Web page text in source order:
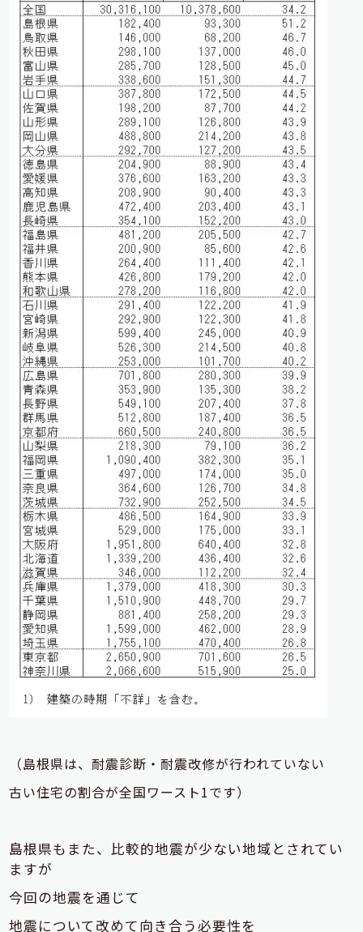
（島根県は、耐震診断・耐震改修が行われていない
古い住宅の割合が全国ワースト1です）
島根県もまた、比較的地震が少ない地域とされてい
ますが
今回の地震を通じて
地震について改めて向き合う必要性を